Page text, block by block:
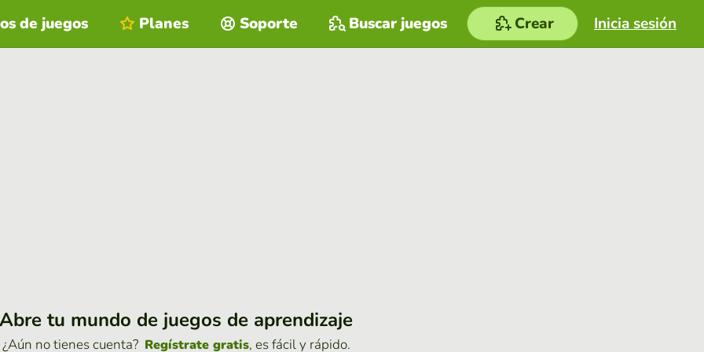
Inicia sesión
de juegos Planes Soporte Buscar juegos Crear
Abre tu mundo de juegos de aprendizaje
¿Aún no tienes cuenta? Regístrate gratis, es fácil y rápido.